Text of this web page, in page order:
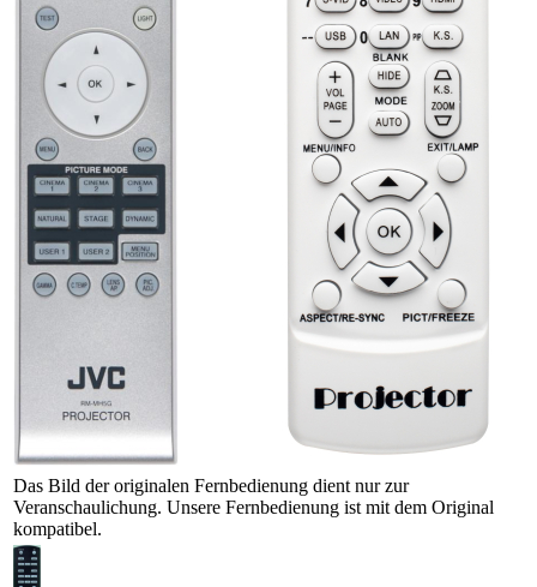
Das Bild der originalen Fernbedienung dient nur zur
Veranschaulichung. Unsere Fernbedienung ist mit dem Original
kompatibel.